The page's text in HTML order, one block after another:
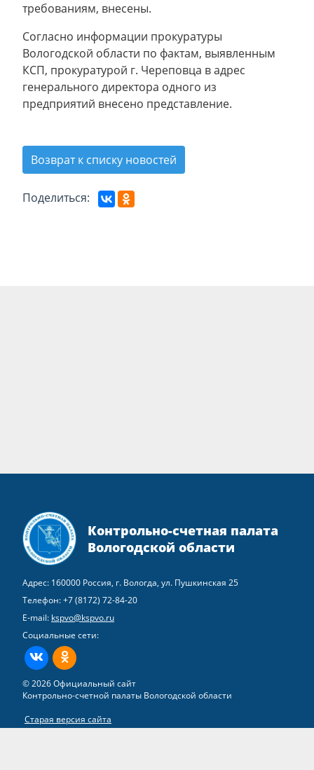
требованиям, внесены.
Согласно информации прокуратуры
Вологодской области по фактам, выявленным
КСП, прокуратурой г. Череповца в адрес
генерального директора одного из
предприятий внесено представление.
Возврат к списку новостей
Поделиться:
Контрольно-счетная палата
Вологодской области
Адрес: 160000 Россия, г. Вологда, ул. Пушкинская 25
Телефон:+7 (8172) 72-84-20
E-mail: kspvo@kspvo.ru
Социальные сети:
ВКонтактеОдноклассники
© 2026 Официальный сайт
Контрольно-счетной палаты Вологодской области
Старая версия сайта